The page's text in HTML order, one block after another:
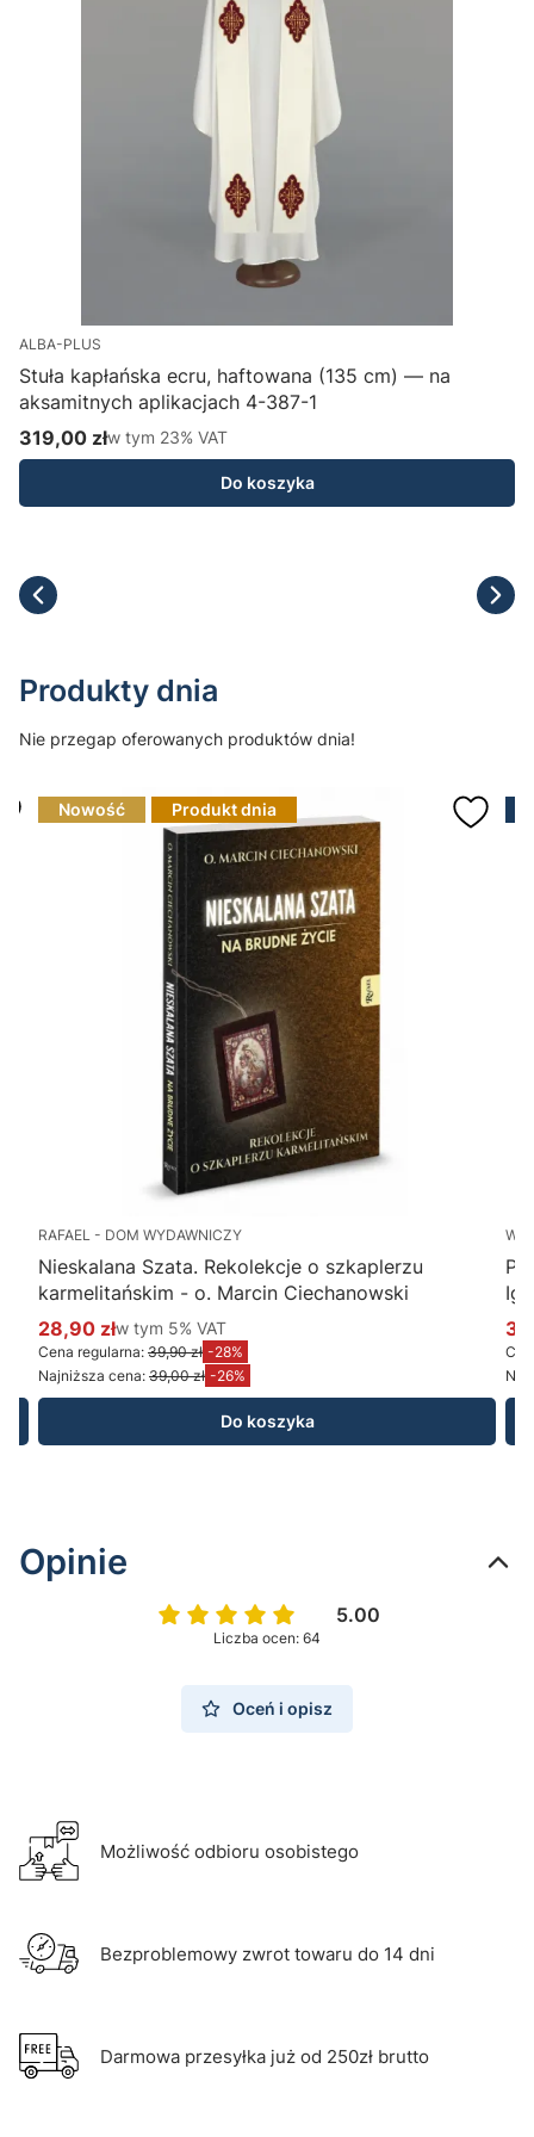
ALBA-PLUS
Stuła kapłańska ecru, haftowana (135 cm) — na
aksamitnych aplikacjach 4-387-1
Cena brutto
319,00 złw tym %s VAT
w tym 23% VAT
Do koszyka
Produkty dnia
Nie przegap oferowanych produktów dnia!
Nowość Produkt dnia
RAFAEL - DOM WYDAWNICZY
Nieskalana Szata. Rekolekcje o szkaplerzu
karmelitańskim - o. Marcin Ciechanowski
Cena promocyjna brutto
28,90 złw tym %s VAT
w tym 5% VAT
Cena regularna: 39,90 zł -28%
Najniższa cena: 39,00 zł -26%
Do koszyka
Opinie
5.00
Liczba ocen: 64
Oceń i opisz
Możliwość odbioru osobistego
Bezproblemowy zwrot towaru do 14 dni
Darmowa przesyłka już od 250zł brutto